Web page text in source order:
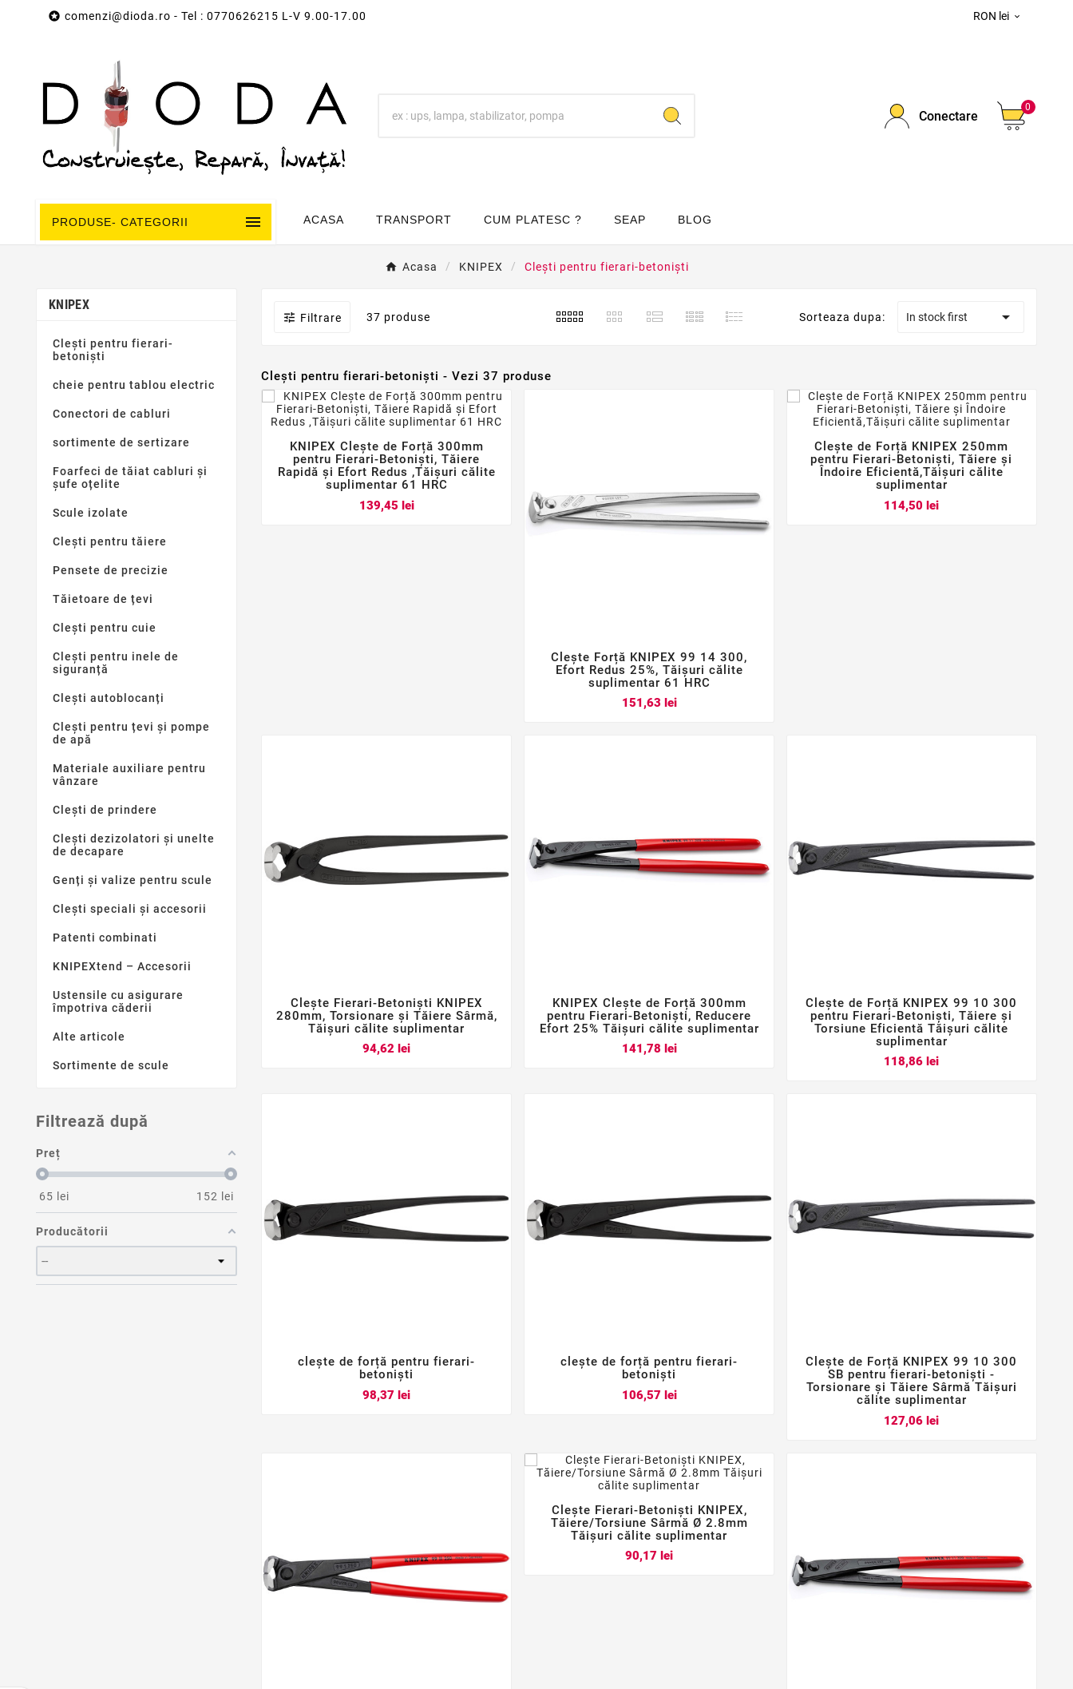
 comenzi@dioda.ro - Tel : 0770626215 L-V 9.00-17.00 RON lei 
Conectare
0
PRODUSE- CATEGORII  ACASA TRANSPORT CUM PLATESC ? SEAP BLOG
Acasa KNIPEX Clești pentru fierari-betoniști
KNIPEX
Clești pentru fierari-
betoniști
cheie pentru tablou electric
Conectori de cabluri
sortimente de sertizare
Foarfeci de tăiat cabluri și
șufe oțelite
Scule izolate
Clești pentru tăiere
Pensete de precizie
Tăietoare de țevi
Clești pentru cuie
Clești pentru inele de
siguranță
Clești autoblocanți
Clești pentru țevi și pompe
de apă
Materiale auxiliare pentru
vânzare
Clești de prindere
Clești dezizolatori și unelte
de decapare
Genți și valize pentru scule
Clești speciali și accesorii
Patenti combinati
KNIPEXtend – Accesorii
Ustensile cu asigurare
împotriva căderii
Alte articole
Sortimente de scule
Filtrează după
Preț
65 lei 152 lei
Producătorii
 Filtrare 37 produse Sorteaza dupa: In stock first 
Clești pentru fierari-betoniști - Vezi 37 produse
  
KNIPEX Clește de Forță 300mm
pentru Fierari-Betoniști, Tăiere
Rapidă și Efort Redus ,Tăișuri călite
suplimentar 61 HRC
139,45 leiPret
  
Clește Forță KNIPEX 99 14 300,
Efort Redus 25%, Tăișuri călite
suplimentar 61 HRC
151,63 leiPret
  
Clește de Forță KNIPEX 250mm
pentru Fierari-Betoniști, Tăiere și
Îndoire Eficientă,Tăișuri călite
suplimentar
114,50 leiPret
  
Clește Fierari-Betoniști KNIPEX
280mm, Torsionare și Tăiere Sârmă,
Tăișuri călite suplimentar
94,62 leiPret
  
KNIPEX Clește de Forță 300mm
pentru Fierari-Betoniști, Reducere
Efort 25% Tăișuri călite suplimentar
141,78 leiPret
  
Clește de Forță KNIPEX 99 10 300
pentru Fierari-Betoniști, Tăiere și
Torsiune Eficientă Tăișuri călite
suplimentar
118,86 leiPret

clește de forță pentru fierari-
betoniști
98,37 leiPret

clește de forță pentru fierari-
betoniști
106,57 leiPret
  
Clește de Forță KNIPEX 99 10 300
SB pentru fierari-betoniști -
Torsionare și Tăiere Sârmă Tăișuri
călite suplimentar
127,06 leiPret
  
Clește Fierari-Betoniști KNIPEX,
Tăiere/Torsiune Sârmă Ø 2.8mm
Tăișuri călite suplimentar
90,17 leiPret